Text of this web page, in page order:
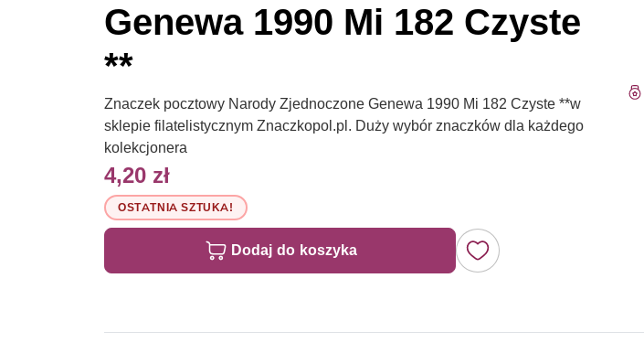
Genewa 1990 Mi 182 Czyste
**
Znaczek pocztowy Narody Zjednoczone Genewa 1990 Mi 182 Czyste **w
sklepie filatelistycznym Znaczkopol.pl. Duży wybór znaczków dla każdego
kolekcjonera
4,20 zł
OSTATNIA SZTUKA!
Dodaj do koszyka